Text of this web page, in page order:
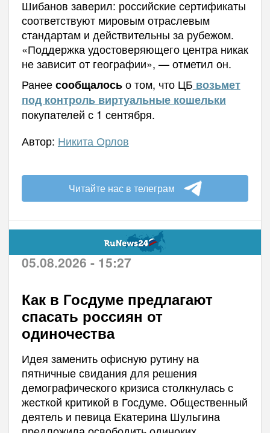
Шибанов заверил: российские сертификаты
соответствуют мировым отраслевым
стандартам и действительны за рубежом.
«Поддержка удостоверяющего центра никак
не зависит от географии», — отметил он.
Ранеесообщалосьо том, что ЦБ возьмет
под контроль виртуальные кошельки
покупателей с 1 сентября.
Автор: Никита Орлов
Читайте нас в телеграм
05.08.2026 - 15:27
Как в Госдуме предлагают
спасать россиян от
одиночества
Идея заменить офисную рутину на
пятничные свидания для решения
демографического кризиса столкнулась с
жесткой критикой в Госдуме. Общественный
деятель и певица Екатерина Шульгина